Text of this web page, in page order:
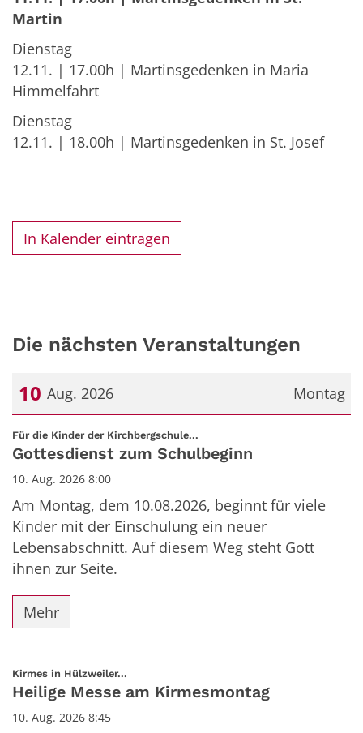
Martin
Dienstag
12.11. | 17.00h | Martinsgedenken in Maria
Himmelfahrt
Dienstag
12.11. | 18.00h | Martinsgedenken in St. Josef
In Kalender eintragen
Die nächsten Veranstaltungen
Montag
10 Aug. 2026
Datum: 10. August 2026
Für die Kinder der Kirchbergschule...
Gottesdienst zum Schulbeginn
10. Aug. 2026 8:00
Am Montag, dem 10.08.2026, beginnt für viele
Kinder mit der Einschulung ein neuer
Lebensabschnitt. Auf diesem Weg steht Gott
ihnen zur Seite.
Mehr
Kirmes in Hülzweiler...
Heilige Messe am Kirmesmontag
10. Aug. 2026 8:45